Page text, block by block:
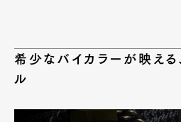
希少なバイカラーが映える
ル